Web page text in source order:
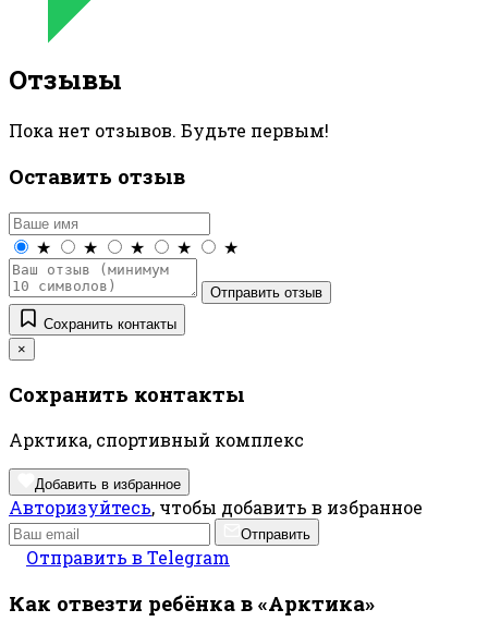
Отзывы
Пока нет отзывов. Будьте первым!
Оставить отзыв
★ ★ ★ ★ ★
Отправить отзыв
Сохранить контакты
×
Сохранить контакты
Арктика, спортивный комплекс
Добавить в избранное
Авторизуйтесь, чтобы добавить в избранное
Отправить
Отправить в Telegram
Как отвезти ребёнка в «Арктика»